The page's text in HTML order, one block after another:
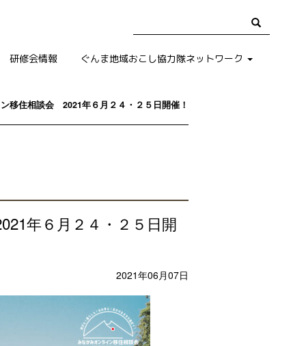
研修会情報 ぐんま地域おこし協力隊ネットワーク
移住相談会 2021年６月２４・２５日開催！
年６月２４・２５日開
2021年06月07日